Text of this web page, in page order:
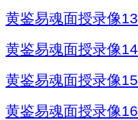
黄鉴易魂面授录像13
黄鉴易魂面授录像14
黄鉴易魂面授录像15
黄鉴易魂面授录像16